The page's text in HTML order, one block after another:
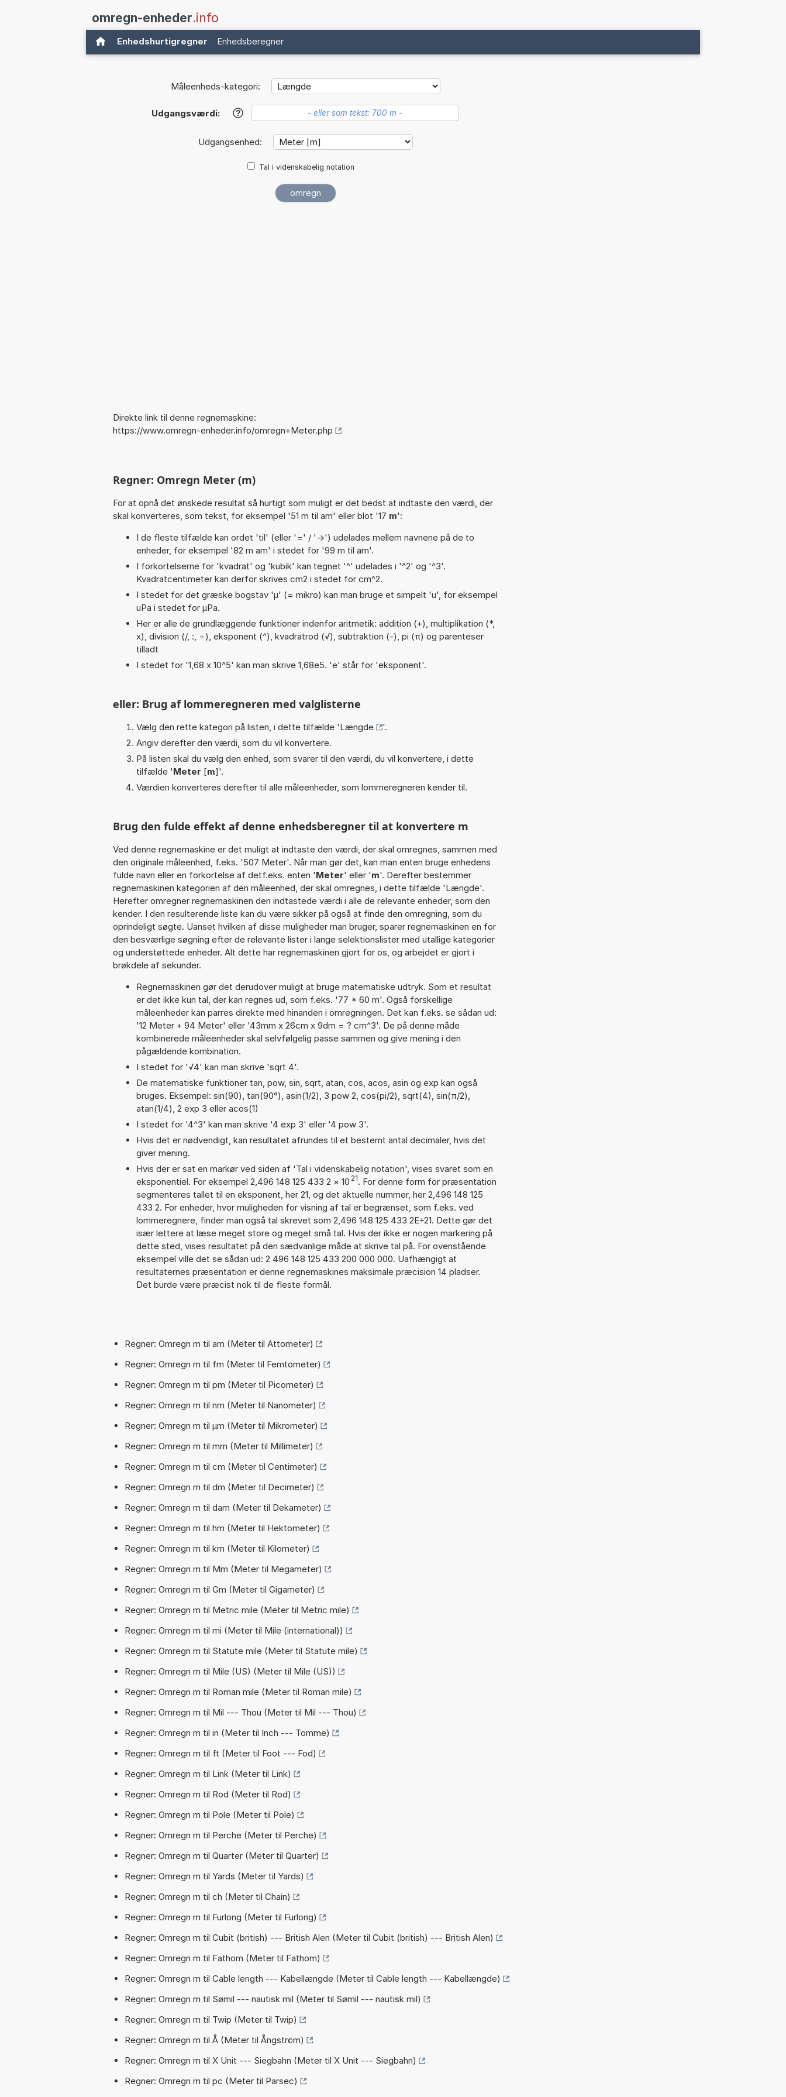
omregn-enheder.info
Enhedshurtigregner Enhedsberegner
Måleenheds-kategori:
Udgangsværdi: ?
Udgangsenhed:
Tal i videnskabelig notation
Direkte link til denne regnemaskine:
https://www.omregn-enheder.info/omregn+Meter.php
Regner: Omregn Meter (m)
For at opnå det ønskede resultat så hurtigt som muligt er det bedst at indtaste den værdi, der
skal konverteres, som tekst, for eksempel '51 m til am' eller blot '17 m':
I de fleste tilfælde kan ordet 'til' (eller '=' / '->') udelades mellem navnene på de to
enheder, for eksempel '82 m am' i stedet for '99 m til am'.
I forkortelserne for 'kvadrat' og 'kubik' kan tegnet '^' udelades i '^2' og '^3'.
Kvadratcentimeter kan derfor skrives cm2 i stedet for cm^2.
I stedet for det græske bogstav 'µ' (= mikro) kan man bruge et simpelt 'u', for eksempel
uPa i stedet for µPa.
Her er alle de grundlæggende funktioner indenfor aritmetik: addition (+), multiplikation (*,
x), division (/, :, ÷), eksponent (^), kvadratrod (√), subtraktion (-), pi (π) og parenteser
tilladt
I stedet for '1,68 x 10^5' kan man skrive 1,68e5. 'e' står for 'eksponent'.
eller: Brug af lommeregneren med valglisterne
Vælg den rette kategori på listen, i dette tilfælde 'Længde
'.
Angiv derefter den værdi, som du vil konvertere.
På listen skal du vælg den enhed, som svarer til den værdi, du vil konvertere, i dette
tilfælde 'Meter [m]'.
Værdien konverteres derefter til alle måleenheder, som lommeregneren kender til.
Brug den fulde effekt af denne enhedsberegner til at konvertere m
Ved denne regnemaskine er det muligt at indtaste den værdi, der skal omregnes, sammen med
den originale måleenhed, f.eks. '507 Meter'. Når man gør det, kan man enten bruge enhedens
fulde navn eller en forkortelse af detf.eks. enten 'Meter' eller 'm'. Derefter bestemmer
regnemaskinen kategorien af den måleenhed, der skal omregnes, i dette tilfælde 'Længde'.
Herefter omregner regnemaskinen den indtastede værdi i alle de relevante enheder, som den
kender. I den resulterende liste kan du være sikker på også at finde den omregning, som du
oprindeligt søgte. Uanset hvilken af disse muligheder man bruger, sparer regnemaskinen en for
den besværlige søgning efter de relevante lister i lange selektionslister med utallige kategorier
og understøttede enheder. Alt dette har regnemaskinen gjort for os, og arbejdet er gjort i
brøkdele af sekunder.
Regnemaskinen gør det derudover muligt at bruge matematiske udtryk. Som et resultat
er det ikke kun tal, der kan regnes ud, som f.eks. '77 * 60 m'. Også forskellige
måleenheder kan parres direkte med hinanden i omregningen. Det kan f.eks. se sådan ud:
'12 Meter + 94 Meter' eller '43mm x 26cm x 9dm = ? cm^3'. De på denne måde
kombinerede måleenheder skal selvfølgelig passe sammen og give mening i den
pågældende kombination.
I stedet for '√4' kan man skrive 'sqrt 4'.
De matematiske funktioner tan, pow, sin, sqrt, atan, cos, acos, asin og exp kan også
bruges. Eksempel: sin(90), tan(90°), asin(1/2), 3 pow 2, cos(pi/2), sqrt(4), sin(π/2),
atan(1/4), 2 exp 3 eller acos(1)
I stedet for '4^3' kan man skrive '4 exp 3' eller '4 pow 3'.
Hvis det er nødvendigt, kan resultatet afrundes til et bestemt antal decimaler, hvis det
giver mening.
Hvis der er sat en markør ved siden af 'Tal i videnskabelig notation', vises svaret som en
eksponentiel. For eksempel 2,496 148 125 433 2 × 10 21. For denne form for præsentation
segmenteres tallet til en eksponent, her 21, og det aktuelle nummer, her 2,496 148 125
433 2. For enheder, hvor muligheden for visning af tal er begrænset, som f.eks. ved
lommeregnere, finder man også tal skrevet som 2,496 148 125 433 2E+21. Dette gør det
især lettere at læse meget store og meget små tal. Hvis der ikke er nogen markering på
dette sted, vises resultatet på den sædvanlige måde at skrive tal på. For ovenstående
eksempel ville det se sådan ud: 2 496 148 125 433 200 000 000. Uafhængigt at
resultaternes præsentation er denne regnemaskines maksimale præcision 14 pladser.
Det burde være præcist nok til de fleste formål.
Regner: Omregn m til am (Meter til Attometer)
Regner: Omregn m til fm (Meter til Femtometer)
Regner: Omregn m til pm (Meter til Picometer)
Regner: Omregn m til nm (Meter til Nanometer)
Regner: Omregn m til µm (Meter til Mikrometer)
Regner: Omregn m til mm (Meter til Millimeter)
Regner: Omregn m til cm (Meter til Centimeter)
Regner: Omregn m til dm (Meter til Decimeter)
Regner: Omregn m til dam (Meter til Dekameter)
Regner: Omregn m til hm (Meter til Hektometer)
Regner: Omregn m til km (Meter til Kilometer)
Regner: Omregn m til Mm (Meter til Megameter)
Regner: Omregn m til Gm (Meter til Gigameter)
Regner: Omregn m til Metric mile (Meter til Metric mile)
Regner: Omregn m til mi (Meter til Mile (international))
Regner: Omregn m til Statute mile (Meter til Statute mile)
Regner: Omregn m til Mile (US) (Meter til Mile (US))
Regner: Omregn m til Roman mile (Meter til Roman mile)
Regner: Omregn m til Mil --- Thou (Meter til Mil --- Thou)
Regner: Omregn m til in (Meter til Inch --- Tomme)
Regner: Omregn m til ft (Meter til Foot --- Fod)
Regner: Omregn m til Link (Meter til Link)
Regner: Omregn m til Rod (Meter til Rod)
Regner: Omregn m til Pole (Meter til Pole)
Regner: Omregn m til Perche (Meter til Perche)
Regner: Omregn m til Quarter (Meter til Quarter)
Regner: Omregn m til Yards (Meter til Yards)
Regner: Omregn m til ch (Meter til Chain)
Regner: Omregn m til Furlong (Meter til Furlong)
Regner: Omregn m til Cubit (british) --- British Alen (Meter til Cubit (british) --- British Alen)
Regner: Omregn m til Fathom (Meter til Fathom)
Regner: Omregn m til Cable length --- Kabellængde (Meter til Cable length --- Kabellængde)
Regner: Omregn m til Sømil --- nautisk mil (Meter til Sømil --- nautisk mil)
Regner: Omregn m til Twip (Meter til Twip)
Regner: Omregn m til Å (Meter til Ångström)
Regner: Omregn m til X Unit --- Siegbahn (Meter til X Unit --- Siegbahn)
Regner: Omregn m til pc (Meter til Parsec)